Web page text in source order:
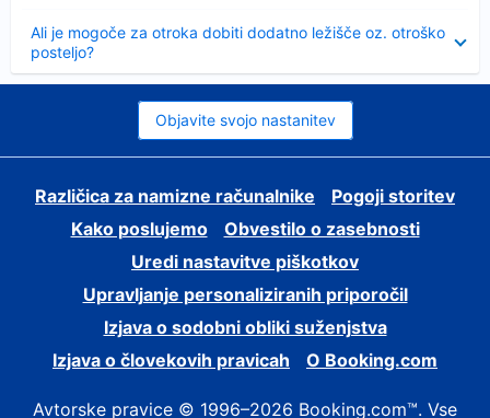
Ali je mogoče za otroka dobiti dodatno ležišče oz. otroško
posteljo?
Objavite svojo nastanitev
Različica za namizne računalnike
Pogoji storitev
Kako poslujemo
Obvestilo o zasebnosti
Uredi nastavitve piškotkov
Upravljanje personaliziranih priporočil
Izjava o sodobni obliki suženjstva
Izjava o človekovih pravicah
O Booking.com
Avtorske pravice © 1996–2026 Booking.com™. Vse